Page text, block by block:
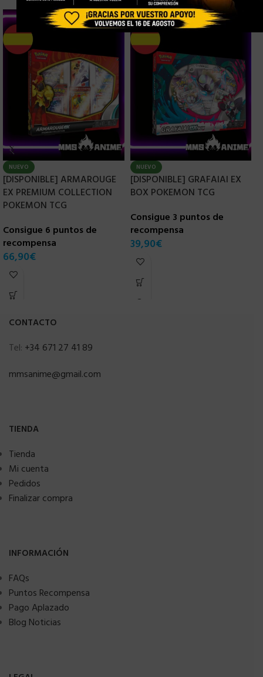
NUEVO
[DISPONIBLE] ARMAROUGE
EX PREMIUM COLLECTION
POKEMON TCG
Consigue 6 puntos de
recompensa
66,90€
NUEVO
[DISPONIBLE] GRAFAIAI EX
BOX POKEMON TCG
Consigue 3 puntos de
recompensa
39,90€
CONTACTO
Tel: +34 671 27 41 89
mmsanime@gmail.com
TIENDA
Tienda
Mi cuenta
Pedidos
Finalizar compra
INFORMACIÓN
FAQs
Puntos Recompensa
Pago Aplazado
Blog Noticias